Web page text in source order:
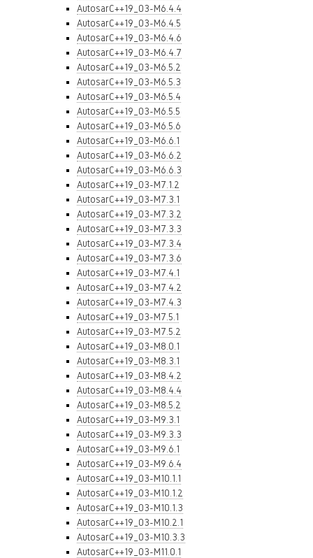
AutosarC++19_03-M6.4.4
AutosarC++19_03-M6.4.5
AutosarC++19_03-M6.4.6
AutosarC++19_03-M6.4.7
AutosarC++19_03-M6.5.2
AutosarC++19_03-M6.5.3
AutosarC++19_03-M6.5.4
AutosarC++19_03-M6.5.5
AutosarC++19_03-M6.5.6
AutosarC++19_03-M6.6.1
AutosarC++19_03-M6.6.2
AutosarC++19_03-M6.6.3
AutosarC++19_03-M7.1.2
AutosarC++19_03-M7.3.1
AutosarC++19_03-M7.3.2
AutosarC++19_03-M7.3.3
AutosarC++19_03-M7.3.4
AutosarC++19_03-M7.3.6
AutosarC++19_03-M7.4.1
AutosarC++19_03-M7.4.2
AutosarC++19_03-M7.4.3
AutosarC++19_03-M7.5.1
AutosarC++19_03-M7.5.2
AutosarC++19_03-M8.0.1
AutosarC++19_03-M8.3.1
AutosarC++19_03-M8.4.2
AutosarC++19_03-M8.4.4
AutosarC++19_03-M8.5.2
AutosarC++19_03-M9.3.1
AutosarC++19_03-M9.3.3
AutosarC++19_03-M9.6.1
AutosarC++19_03-M9.6.4
AutosarC++19_03-M10.1.1
AutosarC++19_03-M10.1.2
AutosarC++19_03-M10.1.3
AutosarC++19_03-M10.2.1
AutosarC++19_03-M10.3.3
AutosarC++19_03-M11.0.1